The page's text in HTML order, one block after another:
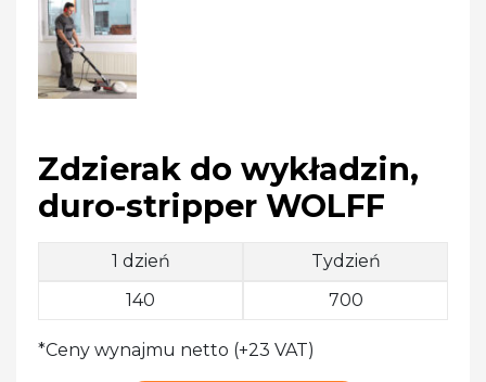
Zdzierak do wykładzin,
duro-stripper WOLFF
1 dzień
Tydzień
140
700
*Ceny wynajmu netto (+23 VAT)